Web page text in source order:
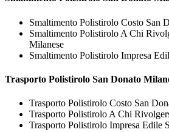
Smaltimento Polistirolo Costo San
Smaltimento Polistirolo A Chi
Milanese
Smaltimento Polistirolo Impresa
Trasporto Polistirolo San Donato
Trasporto Polistirolo Costo San
Trasporto Polistirolo A Chi
Trasporto Polistirolo Impresa Edile